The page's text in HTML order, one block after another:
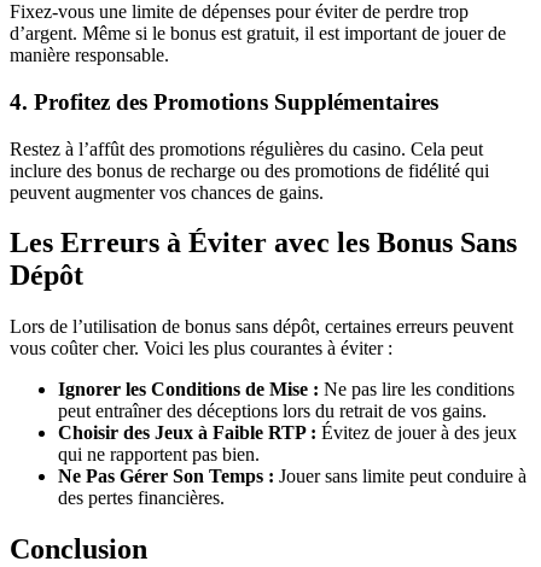
Fixez-vous une limite de dépenses pour éviter de perdre trop
d’argent. Même si le bonus est gratuit, il est important de jouer de
manière responsable.
4. Profitez des Promotions Supplémentaires
Restez à l’affût des promotions régulières du casino. Cela peut
inclure des bonus de recharge ou des promotions de fidélité qui
peuvent augmenter vos chances de gains.
Les Erreurs à Éviter avec les Bonus Sans
Dépôt
Lors de l’utilisation de bonus sans dépôt, certaines erreurs peuvent
vous coûter cher. Voici les plus courantes à éviter :
Ignorer les Conditions de Mise : Ne pas lire les conditions
peut entraîner des déceptions lors du retrait de vos gains.
Choisir des Jeux à Faible RTP : Évitez de jouer à des jeux
qui ne rapportent pas bien.
Ne Pas Gérer Son Temps : Jouer sans limite peut conduire à
des pertes financières.
Conclusion